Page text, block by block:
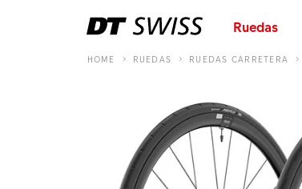
Ruedas
HOME RUEDAS RUEDAS CARRETERA